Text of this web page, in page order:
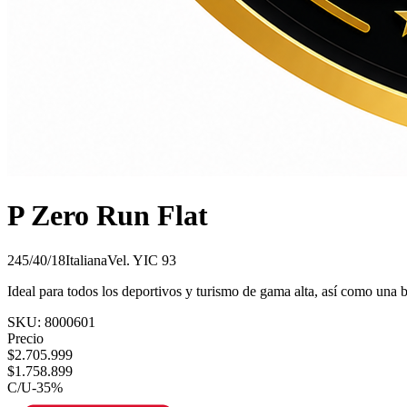
P Zero Run Flat
245/40/18ItalianaVel. YIC 93
Ideal para todos los deportivos y turismo de gama alta, así como
SKU: 8000601
Precio
$2.705.999
$1.758.899
C/U-35%